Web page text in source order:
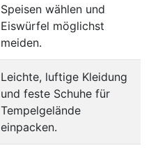
Speisen wählen und
Eiswürfel möglichst
meiden.
Leichte, luftige Kleidung
und feste Schuhe für
Tempelgelände
einpacken.